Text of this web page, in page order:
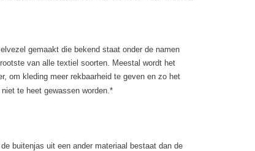
gemaakt die bekend staat onder de namen
van alle textiel soorten. Meestal wordt het
om kleding meer rekbaarheid te geven en zo het
te heet gewassen worden.*
buitenjas uit een ander materiaal bestaat dan de